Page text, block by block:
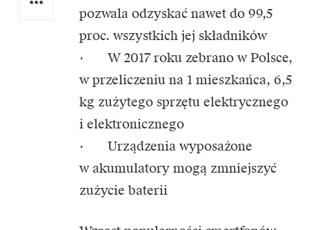
pozwala odzyskać nawet do 99,5
proc. wszystkich jej składników
· W 2017 roku zebrano w Polsce,
w przeliczeniu na 1 mieszkańca, 6,5
kg zużytego sprzętu elektrycznego
i elektronicznego
· Urządzenia wyposażone
w akumulatory mogą zmniejszyć
zużycie baterii